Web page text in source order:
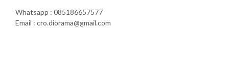
Whatsapp : 085186657577
Email : cro.diorama@gmail.com